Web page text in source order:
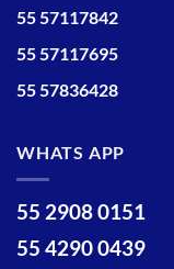
55 57117842
55 57117695
55 57836428
WHATS APP
55 2908 0151
55 4290 0439